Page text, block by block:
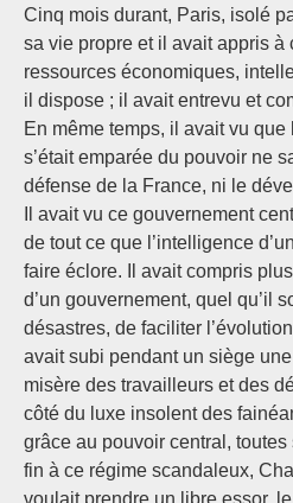
Cinq mois durant, Paris, isolé
sa vie propre et il avait appris
ressources économiques,
il dispose ; il avait entrevu et
En même temps, il avait vu
s’était emparée du pouvoir ne
défense de la France, ni le
Il avait vu ce gouvernement
de tout ce que l’intelligence
faire éclore. Il avait compris
d’un gouvernement, quel qu’il
désastres, de faciliter l’évolution
avait subi pendant un siège
misère des travailleurs et des
côté du luxe insolent des
grâce au pouvoir central,
fin à ce régime scandaleux,
voulait prendre un libre essor,